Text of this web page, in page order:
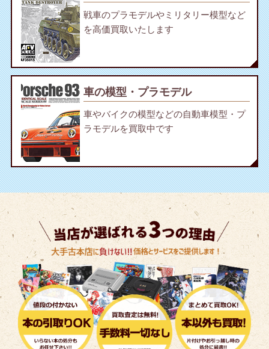
戦車のプラモデルやミリタリー模型など
を高価買取いたします
車の模型・プラモデル
車やバイクの模型などの自動車模型・プ
ラモデルを買取中です